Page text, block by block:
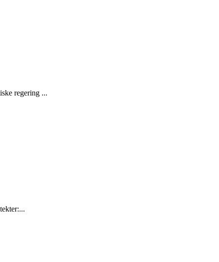
regering ...